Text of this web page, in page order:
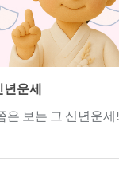
년운세
은 보는 그 신년운세!